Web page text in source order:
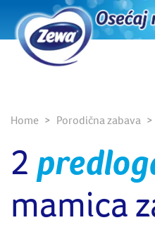
Home Porodična zabava
2
mamica